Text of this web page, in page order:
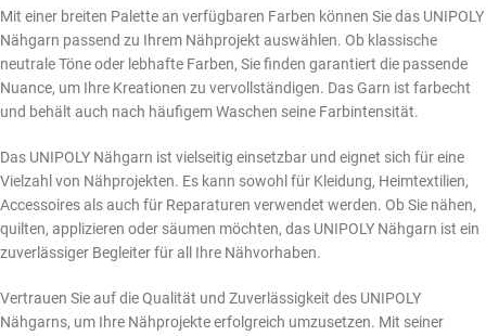
Mit einer breiten Palette an verfügbaren Farben können Sie das UNIPOLY
Nähgarn passend zu Ihrem Nähprojekt auswählen. Ob klassische
neutrale Töne oder lebhafte Farben, Sie finden garantiert die passende
Nuance, um Ihre Kreationen zu vervollständigen. Das Garn ist farbecht
und behält auch nach häufigem Waschen seine Farbintensität.
Das UNIPOLY Nähgarn ist vielseitig einsetzbar und eignet sich für eine
Vielzahl von Nähprojekten. Es kann sowohl für Kleidung, Heimtextilien,
Accessoires als auch für Reparaturen verwendet werden. Ob Sie nähen,
quilten, applizieren oder säumen möchten, das UNIPOLY Nähgarn ist ein
zuverlässiger Begleiter für all Ihre Nähvorhaben.
Vertrauen Sie auf die Qualität und Zuverlässigkeit des UNIPOLY
Nähgarns, um Ihre Nähprojekte erfolgreich umzusetzen. Mit seiner